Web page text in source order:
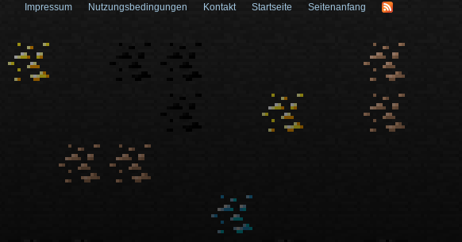
Impressum Nutzungsbedingungen Kontakt Startseite Seitenanfang